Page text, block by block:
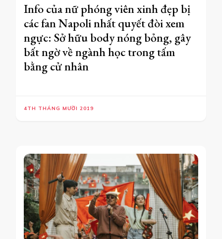
Info của nữ phóng viên xinh đẹp bị
các fan Napoli nhất quyết đòi xem
ngực: Sở hữu body nóng bỏng, gây
bất ngờ về ngành học trong tấm
bằng cử nhân
4TH THÁNG MƯỜI 2019